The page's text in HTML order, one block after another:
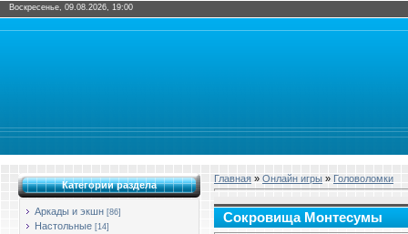
Воскресенье, 09.08.2026, 19:00
Категории раздела
Аркады и экшн [86]
Настольные [14]
Главная » Онлайн игры » Головоломки
Сокровища Монтесумы